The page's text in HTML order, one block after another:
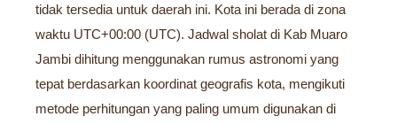
tidak tersedia untuk daerah ini. Kota ini berada di zona
waktu UTC+00:00 (UTC). Jadwal sholat di Kab Muaro
Jambi dihitung menggunakan rumus astronomi yang
tepat berdasarkan koordinat geografis kota, mengikuti
metode perhitungan yang paling umum digunakan di